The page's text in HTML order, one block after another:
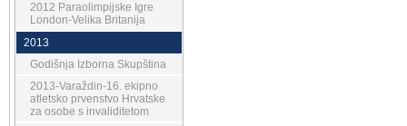
2012 Paraolimpijske Igre
London-Velika Britanija
2013
Godišnja Izborna Skupština
2013-Varaždin-16. ekipno
atletsko prvenstvo Hrvatske
za osobe s invaliditetom